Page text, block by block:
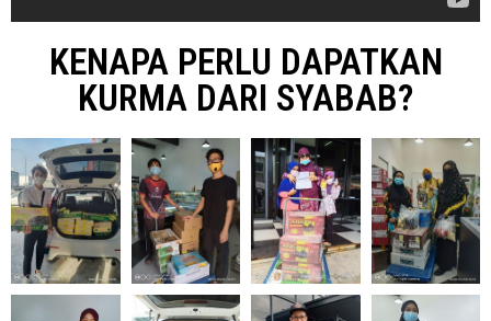
KENAPA PERLU DAPATKAN
KURMA DARI SYABAB?